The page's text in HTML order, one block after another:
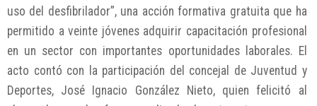
uso del desfibrilador”, una acción formativa gratuita que ha
permitido a veinte jóvenes adquirir capacitación profesional
en un sector con importantes oportunidades laborales. El
acto contó con la participación del concejal de Juventud y
Deportes, José Ignacio González Nieto, quien felicitó al